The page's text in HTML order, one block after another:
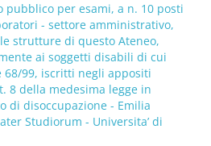
pubblico per esami, a n. 10 posti
- settore amministrativo,
strutture di questo Ateneo,
ai soggetti disabili di cui
68/99, iscritti negli appositi
8 della medesima legge in
di disoccupazione - Emilia
Studiorum - Universita’ di